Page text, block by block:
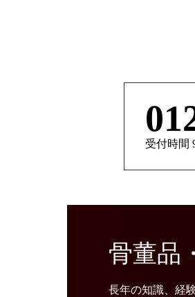
受付時間
骨董品
長年の知識、経